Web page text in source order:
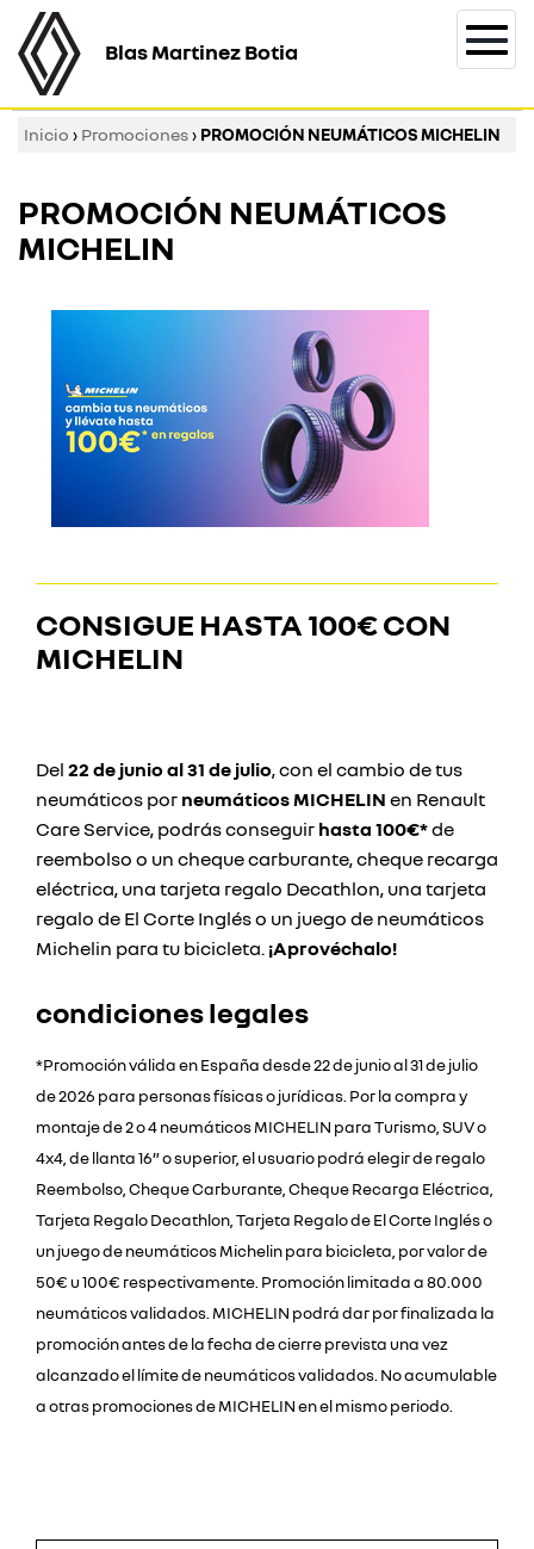
Blas Martinez Botia
Inicio › Promociones› PROMOCIÓN NEUMÁTICOS MICHELIN
PROMOCIÓN NEUMÁTICOS
MICHELIN
CONSIGUE HASTA100€ CON
MICHELIN
Del 22 de junio al 31 de julio, con el cambio de tus
neumáticos por neumáticos MICHELIN en Renault
Care Service, podrás conseguir hasta 100€*de
reembolso o un cheque carburante, cheque recarga
eléctrica, una tarjeta regalo Decathlon, una tarjeta
regalo de El Corte Inglés o un juego de neumáticos
Michelin para tu bicicleta. ¡Aprovéchalo!
condiciones legales
*Promoción válida en España desde 22 de junio al 31 de julio
de 2026 para personas físicas o jurídicas. Por la compra y
montaje de 2 o 4 neumáticos MICHELIN para Turismo, SUV o
4x4, de llanta 16” o superior, el usuario podrá elegir de regalo
Reembolso, Cheque Carburante, Cheque Recarga Eléctrica,
Tarjeta Regalo Decathlon, Tarjeta Regalo de El Corte Inglés o
un juego de neumáticos Michelin para bicicleta, por valor de
50€ u 100€ respectivamente. Promoción limitada a 80.000
neumáticos validados. MICHELIN podrá dar por finalizada la
promoción antes de la fecha de cierre prevista una vez
alcanzado el límite de neumáticos validados. No acumulable
a otras promociones de MICHELIN en el mismo periodo.